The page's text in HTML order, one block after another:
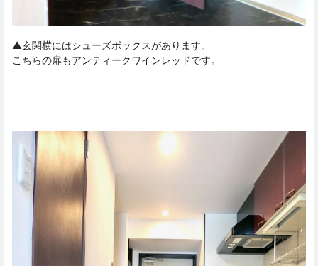
▲玄関横にはシューズボックスがあります。
こちらの扉もアンティークワインレッドです。